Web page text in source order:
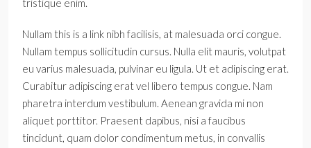
tristique enim.
Nullam this is a link nibh facilisis, at malesuada orci congue.
Nullam tempus sollicitudin cursus. Nulla elit mauris, volutpat
eu varius malesuada, pulvinar eu ligula. Ut et adipiscing erat.
Curabitur adipiscing erat vel libero tempus congue. Nam
pharetra interdum vestibulum. Aenean gravida mi non
aliquet porttitor. Praesent dapibus, nisi a faucibus
tincidunt, quam dolor condimentum metus, in convallis